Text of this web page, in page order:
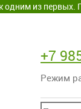
одним из
+7
Режим